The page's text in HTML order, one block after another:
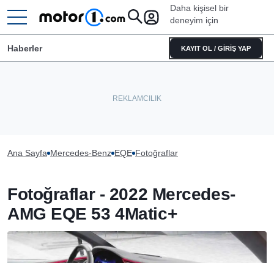
Daha kişisel bir
deneyim için
KAYIT OL / GİRİŞ YAP
Haberler
Ana Sayfa Mercedes-Benz EQE Fotoğraflar
Fotoğraflar - 2022 Mercedes-
AMG EQE 53 4Matic+